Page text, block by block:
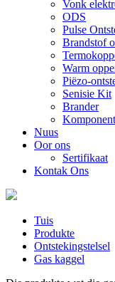
Vonk
ODS
Pulse
Brandstof
Warm
Piëzo-
Senisie Kit
Brander
Nuus
Oor ons
Sertifikaat
Kontak Ons
Tuis
Produkte
Ontstekingstelsel
Gas kaggel